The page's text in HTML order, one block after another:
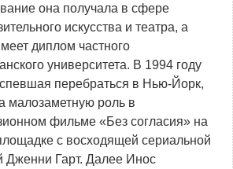
она получала в сфере
искусства и театра, а
диплом частного
университета. В 1994 году
перебраться в Нью-Йорк,
малозаметную роль в
фильме «Без согласия» на
с восходящей сериальной
Дженни Гарт. Далее Инос